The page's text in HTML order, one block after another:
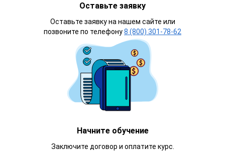
Оставьте заявку
Оставьте заявку на нашем сайте или
позвоните по телефону8 (800) 301-78-62
Начните обучение
Заключите договор и оплатите курс.